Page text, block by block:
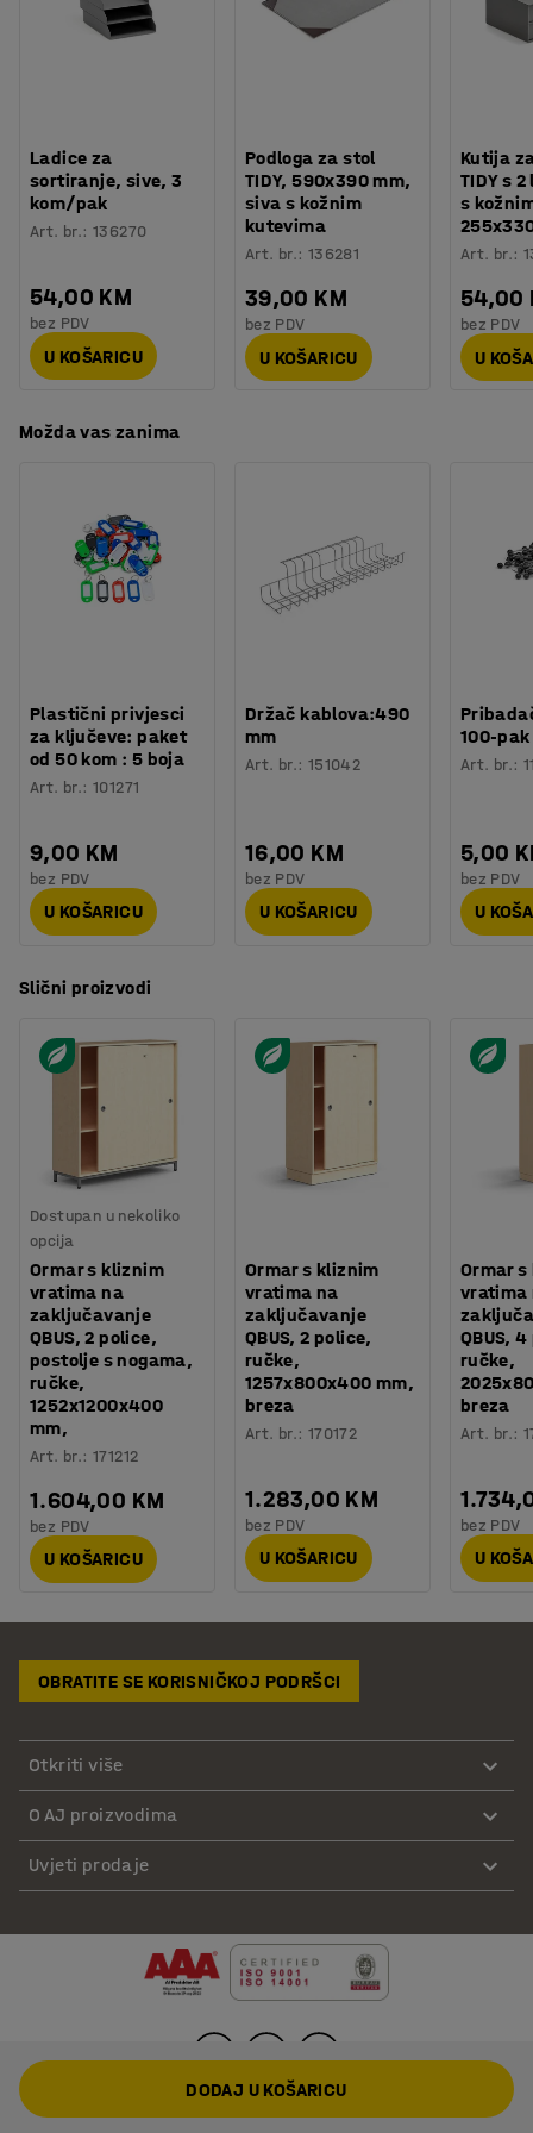
Broj polica: 4
Nosivost police (ravnomjerno raspoređene)
Montaža: Dolazi sastavljeno
Ladice za
sortiranje, sive, 3
kom/pak
Art. br.:136270
54,00 KM
bez PDV
U KOŠARICU
Podloga za stol
TIDY, 590x390 mm,
siva s kožnim
kutevima
Art. br.: 136281
39,00 KM
bez PDV
U KOŠARICU
Kutija
TIDY s
s
Art. br.:
54,00
bez PDV
U
Možda vas zanima
Plastični privjesci
za ključeve: paket
od 50 kom : 5 boja
Art. br.:101271
9,00 KM
bez PDV
U KOŠARICU
Držač kablova:490
mm
Art. br.: 151042
16,00 KM
bez PDV
U KOŠARICU
100-pak
Art. br.:
5,00
bez PDV
U
Slični proizvodi
Dostupan u nekoliko
opcija
Ormar s kliznim
vratima na
zaključavanje
QBUS, 2 police,
postolje s nogama,
ručke,
1252x1200x400
mm,
Art. br.:171212
1.604,00 KM
bez PDV
U KOŠARICU
Ormar s kliznim
vratima na
zaključavanje
QBUS, 2 police,
ručke,
1257x800x400 mm,
breza
Art. br.: 170172
1.283,00 KM
bez PDV
U KOŠARICU
Ormar
vratima
QBUS,
ručke,
breza
Art. br.:
bez PDV
U
OBRATITE SE KORISNIČKOJ PODRŠCI
Otkriti više
O AJ proizvodima
Uvjeti prodaje
DODAJ U KOŠARICU